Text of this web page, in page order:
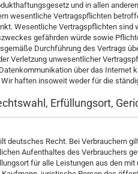
und in allen
wesentliche Vertragspflichten
Wesentliche Vertragspflichten sind
gefährden würde sowie
Durchführung des Vertrags
Verletzung unwesentlicher
über das Internet
haften insoweit weder für die
Erfüllungsort,
deutsches Recht. Bei Verbrauchern
Aufenthaltes des Verbrauchers
für alle Leistungen aus den